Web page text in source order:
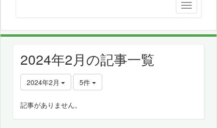
2024年2月の記事一覧
2024年2月 5件
記事がありません。